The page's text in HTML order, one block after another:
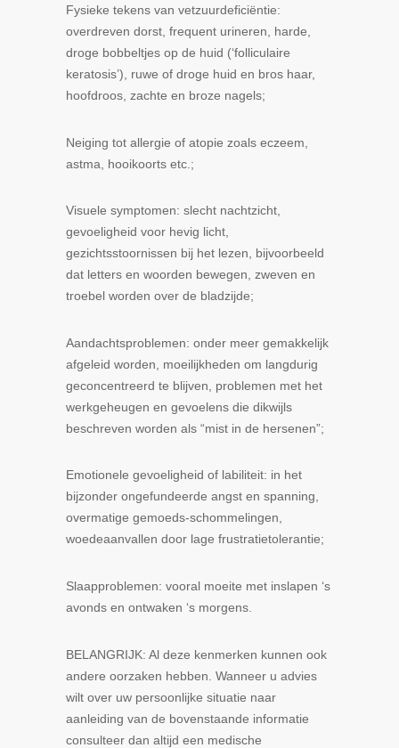
Fysieke tekens van vetzuurdeficiëntie:
overdreven dorst, frequent urineren, harde,
droge bobbeltjes op de huid (‘folliculaire
keratosis’), ruwe of droge huid en bros haar,
hoofdroos, zachte en broze nagels;
Neiging tot allergie of atopie zoals eczeem,
astma, hooikoorts etc.;
Visuele symptomen: slecht nachtzicht,
gevoeligheid voor hevig licht,
gezichtsstoornissen bij het lezen, bijvoorbeeld
dat letters en woorden bewegen, zweven en
troebel worden over de bladzijde;
Aandachtsproblemen: onder meer gemakkelijk
afgeleid worden, moeilijkheden om langdurig
geconcentreerd te blijven, problemen met het
werkgeheugen en gevoelens die dikwijls
beschreven worden als “mist in de hersenen”;
Emotionele gevoeligheid of labiliteit: in het
bijzonder ongefundeerde angst en spanning,
overmatige gemoeds-schommelingen,
woedeaanvallen door lage frustratietolerantie;
Slaapproblemen: vooral moeite met inslapen ‘s
avonds en ontwaken ‘s morgens.
BELANGRIJK: Al deze kenmerken kunnen ook
andere oorzaken hebben. Wanneer u advies
wilt over uw persoonlijke situatie naar
aanleiding van de bovenstaande informatie
consulteer dan altijd een medische